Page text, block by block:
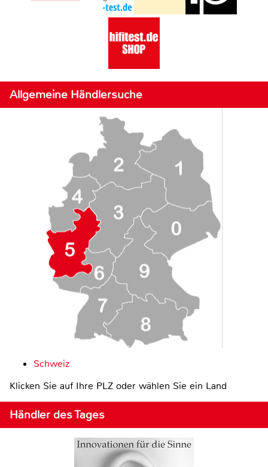
Allgemeine Händlersuche
Schweiz
Klicken Sie auf Ihre PLZ oder wählen Sie ein Land
Händler des Tages